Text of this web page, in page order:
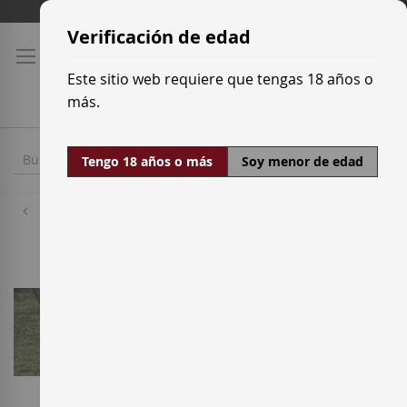
contenido
Verificación de edad
Este sitio web requiere que tengas 18 años o
más.
Tengo 18 años o más Soy menor de edad